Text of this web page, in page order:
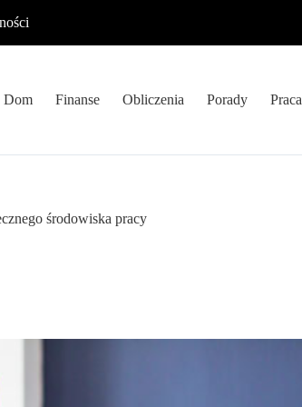
Dom Finanse Obliczenia Porady Praca
środowiska pracy